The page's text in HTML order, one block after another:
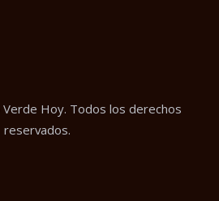
Hoy. Todos los derechos
reservados.